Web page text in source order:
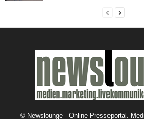
© Newslounge - Online-Presseportal.